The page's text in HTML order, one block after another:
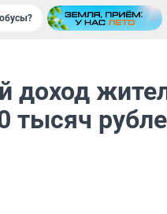
доход
тысяч